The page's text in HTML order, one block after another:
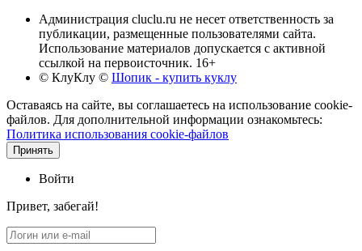
Администрация cluclu.ru не несет ответственность за
публикации, размещенные пользователями сайта.
Использование материалов допускается с активной
ссылкой на первоисточник. 16+
© КлуКлу © Шопик - купить куклу
Оставаясь на сайте, вы соглашаетесь на использование cookie-
файлов. Для дополнительной информации ознакомьтесь:
Политика использования cookie-файлов
Принять
Войти
Привет, забегай!